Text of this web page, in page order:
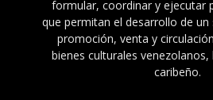
formular, coordinar y ejecutar
que permitan el desarrollo de
promoción, venta y
bienes culturales
caribeño.